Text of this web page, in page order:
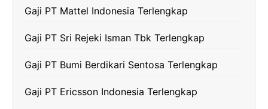
k
m
p
k
Gaji PT Mattel Indonesia Terlengkap
Gaji PT Sri Rejeki Isman Tbk Terlengkap
Gaji PT Bumi Berdikari Sentosa Terlengkap
Gaji PT Ericsson Indonesia Terlengkap